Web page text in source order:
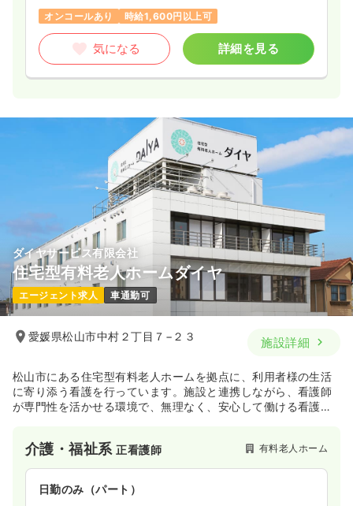
オンコールあり
時給1,600円以上可
気になる 詳細を見る
ダイヤサービス有限会社
住宅型有料老人ホームダイヤ
エージェント求人 車通勤可
愛媛県松山市中村２丁目７−２３ 施設詳細
松山市にある住宅型有料老人ホームを拠点に、利用者様の生活
に寄り添う看護を行っています。施設と連携しながら、看護師
が専門性を活かせる環境で、無理なく、安心して働ける看護で
介護・福祉系正看護師 有料老人ホーム
日勤のみ（パート）